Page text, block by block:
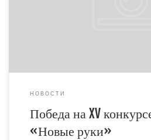
НОВОСТИ
Победа на XV
«Новые руки»